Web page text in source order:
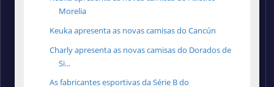
Morelia
Keuka apresenta as novas camisas do Cancún
Charly apresenta as novas camisas do Dorados de
Si...
As fabricantes esportivas da Série B do